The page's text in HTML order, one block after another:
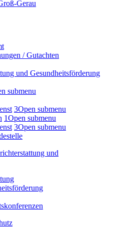
Gerau
/ Gutachten
und Gesundheitsförderung
submenu
3Open submenu
1Open submenu
3Open submenu
und